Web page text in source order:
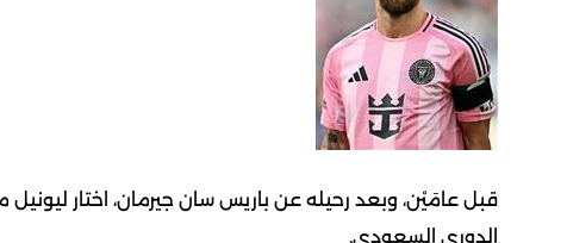
قبل عامَيْن، وبعد رحيله عن باريس سان جيرمان، اختار
الدوري السعودي.